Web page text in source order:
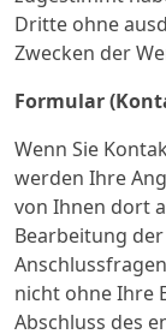
Dritte ohne
Zwecken der
Formular
Wenn Sie
werden Ihre
von Ihnen dort
Bearbeitung
nicht ohne Ihre
Abschluss des